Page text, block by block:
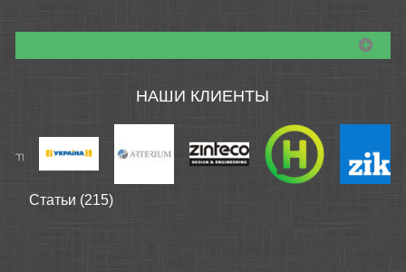
НАШИ КЛИЕНТЫ
Статьи (215)